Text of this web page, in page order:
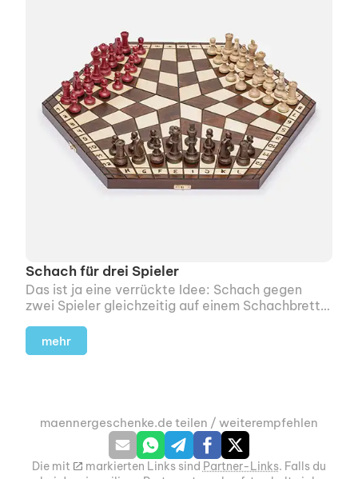
Schach für drei Spieler
Das ist ja eine verrückte Idee: Schach gegen
zwei Spieler gleichzeitig auf einem Schachbrett
mehr
maennergeschenke.de teilen / weiterempfehlen
Die mit m markierten Links sind Partner-Links. Falls du